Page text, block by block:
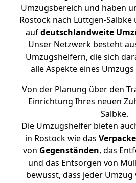
Umzugsbereich und haben
Rostock nach Lüttgen-
aufdeutschlandweite
Unser Netzwerk besteht
Umzugshelfern, die sich
alle Aspekte eines
Von der Planung über den
Einrichtung Ihres neuen
Salbke.
Die Umzugshelfer bieten
in Rostock wie das
von Gegenständen, das
und das Entsorgen von
bewusst, dass jeder Umzug